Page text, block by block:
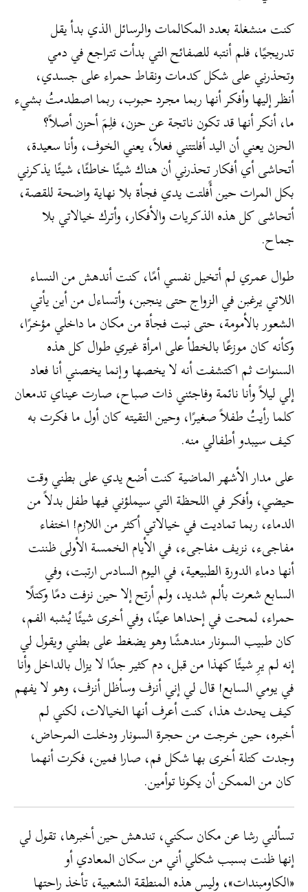
كنت منشغلة بعدد المكالمات والرسائل الذي بدأ يقل
تدريجيًا، فلم أنتبه للصفائح التي بدأت تتراجع في دمي
وتحذرني على شكل كدمات ونقاط حمراء على جسدي،
أنظر إليها وأفكر أنها ربما مجرد حبوب، ربما اصطدمتُ بشيء
ما، أنكر أنها قد تكون ناتجة عن حزن، فلِمَ أحزن أصلاً؟
الحزن يعني أن اليد أفلتتني فعلاً، يعني الخوف، وأنا سعيدة،
أتحاشى أي أفكار تحذرني أن هناك شيئًا خاطئًا، شيئًا يذكرني
بكل المرات حين أًفلتت يدي فجأة بلا نهاية واضحة للقصة،
أتحاشى كل هذه الذكريات والأفكار، وأترك خيالاتي بلا
جماح.
طوال عمري لم أتخيل نفسي أمًا، كنت أندهش من النساء
اللاتي يرغبن في الزواج حتى ينجبن، وأتساءل من أين يأتي
الشعور بالأمومة، حتى نبت فجأة من مكان ما داخلي مؤخرًا،
وكأنه كان موزعًا بالخطأ على امرأة غيري طوال كل هذه
السنوات ثم اكتشفت أنه لا يخصها وإنما يخصني أنا فعاد
إلي ليلاً وأنا نائمة وفاجئني ذات صباح، صارت عيناي تدمعان
كلما رأيتُ طفلاً صغيرًا، وحين التقيته كان أول ما فكرت به
كيف سيبدو أطفالي منه.
على مدار الأشهر الماضية كنت أضع يدي على بطني وقت
حيضي، وأفكر في اللحظة التي سيملؤني فيها طفل بدلاً من
الدماء، ربما تماديت في خيالاتي أكثر من اللازم! اختفاء
مفاجىء، نزيف مفاجىء، في الأيام الخمسة الأولى ظننت
أنها دماء الدورة الطبيعية، في اليوم السادس ارتبت، وفي
السابع شعرت بألم شديد، ولم أرتح إلا حين نزفت دمًا وكتلًا
حمراء، لمحت في إحداها عينًا، وفي أخرى شيئًا يُشبه الفم،
كان طبيب السونار مندهشًا وهو يضغط على بطني ويقول لي
إنه لم يرِ شيئًا كهذا من قبل، دم كثير جدًا لا يزال بالداخل وأنا
في يومي السابع! قال لي إني أنزف وسأظل أنزف، وهو لا يفهم
كيف يحدث هذا، كنت أعرف أنها الخيالات، لكني لم
أخبره، حين خرجت من حجرة السونار ودخلت المرحاض،
وجدت كتلة أخرى بها شكل فم، صارا فمين، فكرت أنهما
كان من الممكن أن يكونا توأمين.
تسألني رشا عن مكان سكني، تندهش حين أخبرها، تقول لي
إنها ظنت بسبب شكلي أني من سكان المعادي أو
«الكاومبندات»، وليس هذه المنطقة الشعبية، تأخذ راحتها